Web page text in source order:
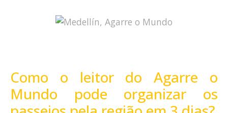
Como o leitor do Agarre o
Mundo pode organizar os